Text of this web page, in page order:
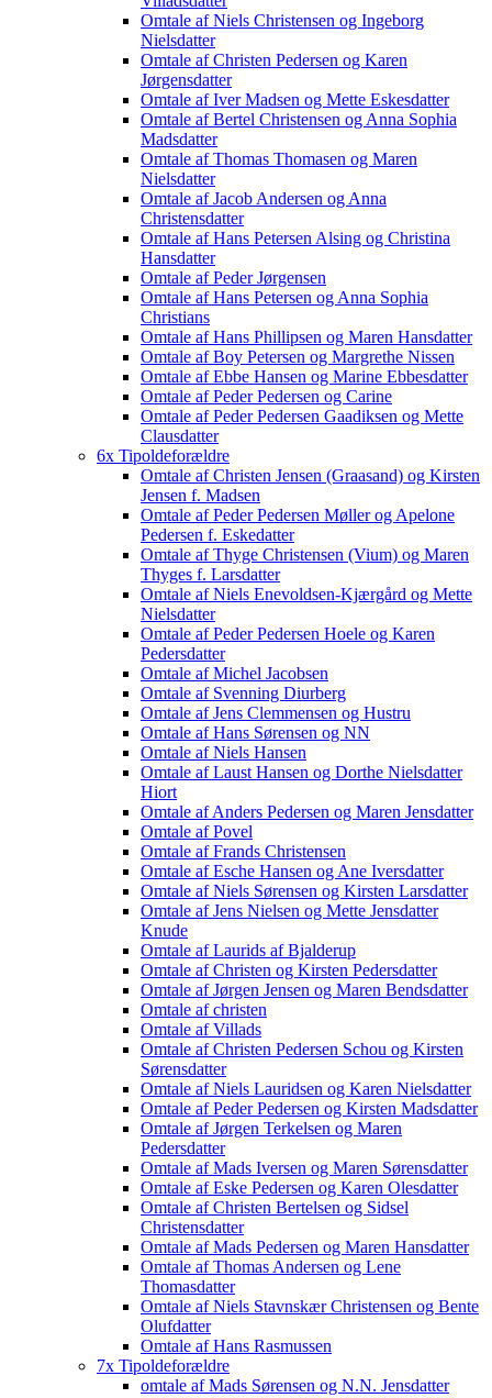
Omtale af Niels Christensen og Ingeborg
Nielsdatter
Omtale af Christen Pedersen og Karen
Jørgensdatter
Omtale af Iver Madsen og Mette Eskesdatter
Omtale af Bertel Christensen og Anna Sophia
Madsdatter
Omtale af Thomas Thomasen og Maren
Nielsdatter
Omtale af Jacob Andersen og Anna
Christensdatter
Omtale af Hans Petersen Alsing og Christina
Hansdatter
Omtale af Peder Jørgensen
Omtale af Hans Petersen og Anna Sophia
Christians
Omtale af Hans Phillipsen og Maren Hansdatter
Omtale af Boy Petersen og Margrethe Nissen
Omtale af Ebbe Hansen og Marine Ebbesdatter
Omtale af Peder Pedersen og Carine
Omtale af Peder Pedersen Gaadiksen og Mette
Clausdatter
6x Tipoldeforældre
Omtale af Christen Jensen (Graasand) og Kirsten
Jensen f. Madsen
Omtale af Peder Pedersen Møller og Apelone
Pedersen f. Eskedatter
Omtale af Thyge Christensen (Vium) og Maren
Thyges f. Larsdatter
Omtale af Niels Enevoldsen-Kjærgård og Mette
Nielsdatter
Omtale af Peder Pedersen Hoele og Karen
Pedersdatter
Omtale af Michel Jacobsen
Omtale af Svenning Diurberg
Omtale af Jens Clemmensen og Hustru
Omtale af Hans Sørensen og NN
Omtale af Niels Hansen
Omtale af Laust Hansen og Dorthe Nielsdatter
Hiort
Omtale af Anders Pedersen og Maren Jensdatter
Omtale af Povel
Omtale af Frands Christensen
Omtale af Esche Hansen og Ane Iversdatter
Omtale af Niels Sørensen og Kirsten Larsdatter
Omtale af Jens Nielsen og Mette Jensdatter
Knude
Omtale af Laurids af Bjalderup
Omtale af Christen og Kirsten Pedersdatter
Omtale af Jørgen Jensen og Maren Bendsdatter
Omtale af christen
Omtale af Villads
Omtale af Christen Pedersen Schou og Kirsten
Sørensdatter
Omtale af Niels Lauridsen og Karen Nielsdatter
Omtale af Peder Pedersen og Kirsten Madsdatter
Omtale af Jørgen Terkelsen og Maren
Pedersdatter
Omtale af Mads Iversen og Maren Sørensdatter
Omtale af Eske Pedersen og Karen Olesdatter
Omtale af Christen Bertelsen og Sidsel
Christensdatter
Omtale af Mads Pedersen og Maren Hansdatter
Omtale af Thomas Andersen og Lene
Thomasdatter
Omtale af Niels Stavnskær Christensen og Bente
Olufdatter
Omtale af Hans Rasmussen
7x Tipoldeforældre
omtale af Mads Sørensen og N.N. Jensdatter